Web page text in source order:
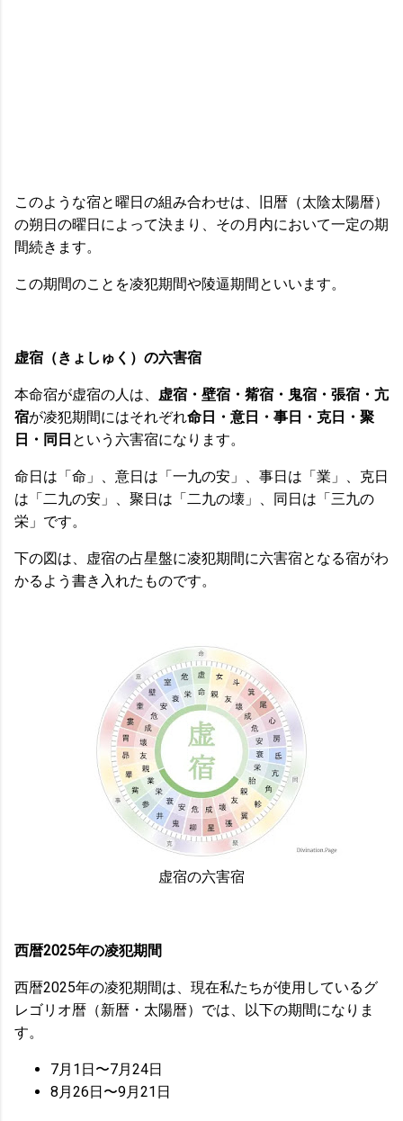
このような宿と曜日の組み合わせは、旧暦（太陰太陽暦）
の朔日の曜日によって決まり、その月内において一定の期
間続きます。
この期間のことを凌犯期間や陵逼期間といいます。
虚宿（きょしゅく）の六害宿
本命宿が虚宿の人は、 虚宿・壁宿・觜宿・鬼宿・張宿・亢
宿が凌犯期間にはそれぞれ命日・意日・事日・克日・聚
日・同日 という六害宿になります。
命日は「命」、意日は「一九の安」、事日は「業」、克日
は「二九の安」、聚日は「二九の壊」、同日は「三九の
栄」です。
下の図は、虚宿の占星盤に凌犯期間に六害宿となる宿がわ
かるよう書き入れたものです。
虚宿の六害宿
西暦2025年の凌犯期間
西暦2025年の凌犯期間は、現在私たちが使用しているグ
レゴリオ暦（新暦・太陽暦）では、以下の期間になりま
す。
7月1日〜7月24日
8月26日〜9月21日